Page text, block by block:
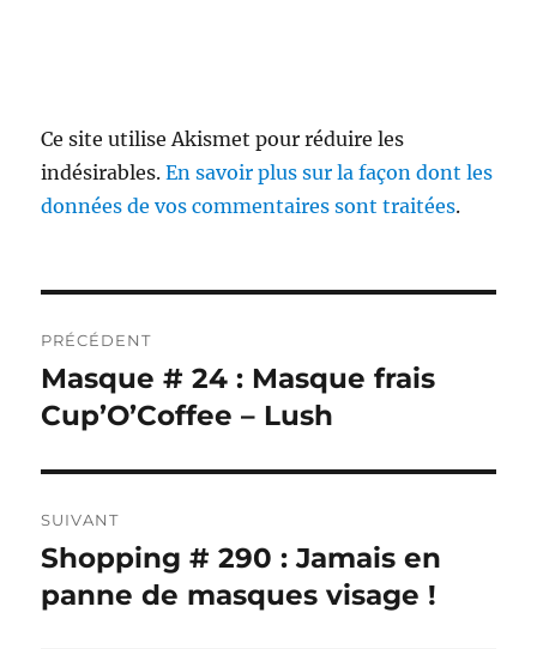
Ce site utilise Akismet pour réduire les
indésirables.En savoir plus sur la façon dont les
données de vos commentaires sont traitées.
de
l’article
PRÉCÉDENT
Publication
précédente :
Masque # 24 : Masque frais
Cup’O’Coffee – Lush
SUIVANT
Publication
suivante :
Shopping # 290 : Jamais en
panne de masques visage !